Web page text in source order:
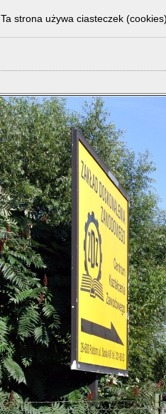
Ta strona używa ciasteczek